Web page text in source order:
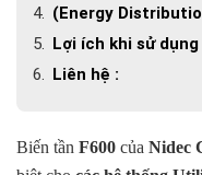
(Energy
Lợi ích khi sử
Liên hệ :
Biến tần F600 của Nidec